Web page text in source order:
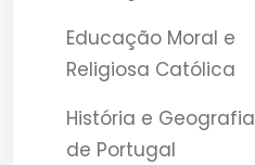
Educação Moral e
Religiosa Católica
História e Geografia
de Portugal